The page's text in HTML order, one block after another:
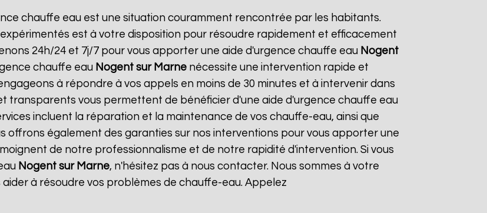
chauffe eau est une situation couramment rencontrée par les habitants.
est à votre disposition pour résoudre rapidement et efficacement
24h/24 et 7j/7 pour vous apporter une aide d'urgence chauffe eau Nogent
chauffe eau Nogent sur Marne nécessite une intervention rapide et
à répondre à vos appels en moins de 30 minutes et à intervenir dans
transparents vous permettent de bénéficier d'une aide d'urgence chauffe eau
incluent la réparation et la maintenance de vos chauffe-eau, ainsi que
offrons également des garanties sur nos interventions pour vous apporter une
de notre professionnalisme et de notre rapidité d'intervention. Si vous
Nogent sur Marne, n'hésitez pas à nous contacter. Nous sommes à votre
aider à résoudre vos problèmes de chauffe-eau. Appelez